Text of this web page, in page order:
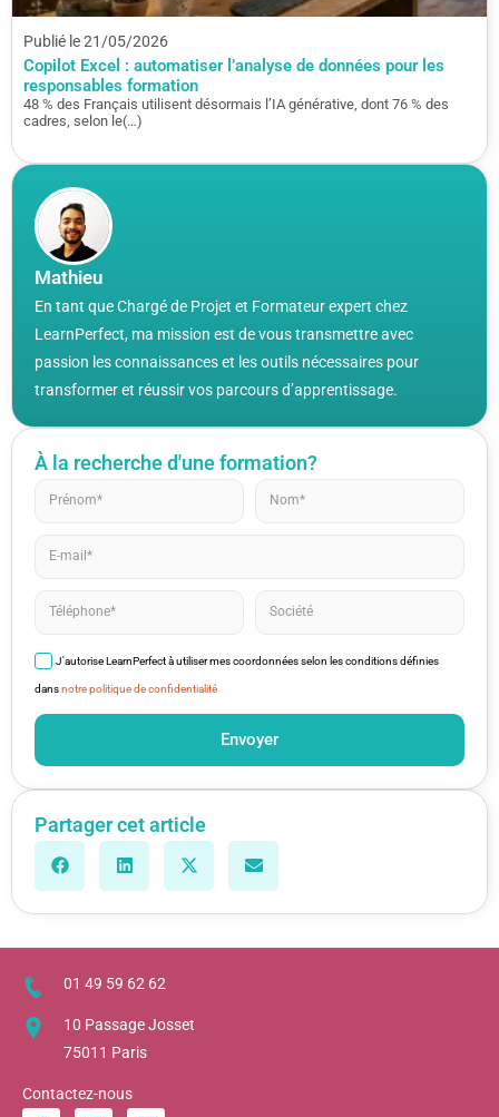
Mathieu
En tant que Chargé de Projet et Formateur expert chez
LearnPerfect, ma mission est de vous transmettre avec
passion les connaissances et les outils nécessaires pour
transformer et réussir vos parcours d’apprentissage.
À la recherche d'une formation?
J'autorise LearnPerfect à utiliser mes coordonnées selon les conditions définies
dansnotre politique de confidentialité
Envoyer
Partager cet article
Publié le 21/05/2026
Copilot Excel : automatiser l’analyse de données pour les
responsables formation
48 % des Français utilisent désormais l’IA générative, dont 76 % des
cadres, selon le(…)
01 49 59 62 62
10 Passage Josset
75011 Paris
Contactez-nous